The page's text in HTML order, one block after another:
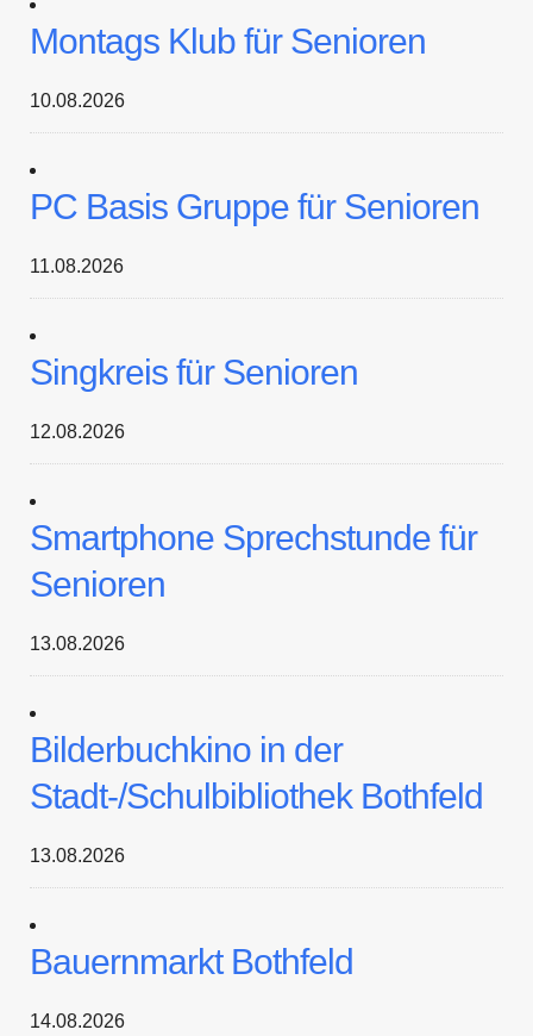
Montags Klub für Senioren
10.08.2026
PC Basis Gruppe für Senioren
11.08.2026
Singkreis für Senioren
12.08.2026
Smartphone Sprechstunde für
Senioren
13.08.2026
Bilderbuchkino in der
Stadt-/Schulbibliothek Bothfeld
13.08.2026
Bauernmarkt Bothfeld
14.08.2026